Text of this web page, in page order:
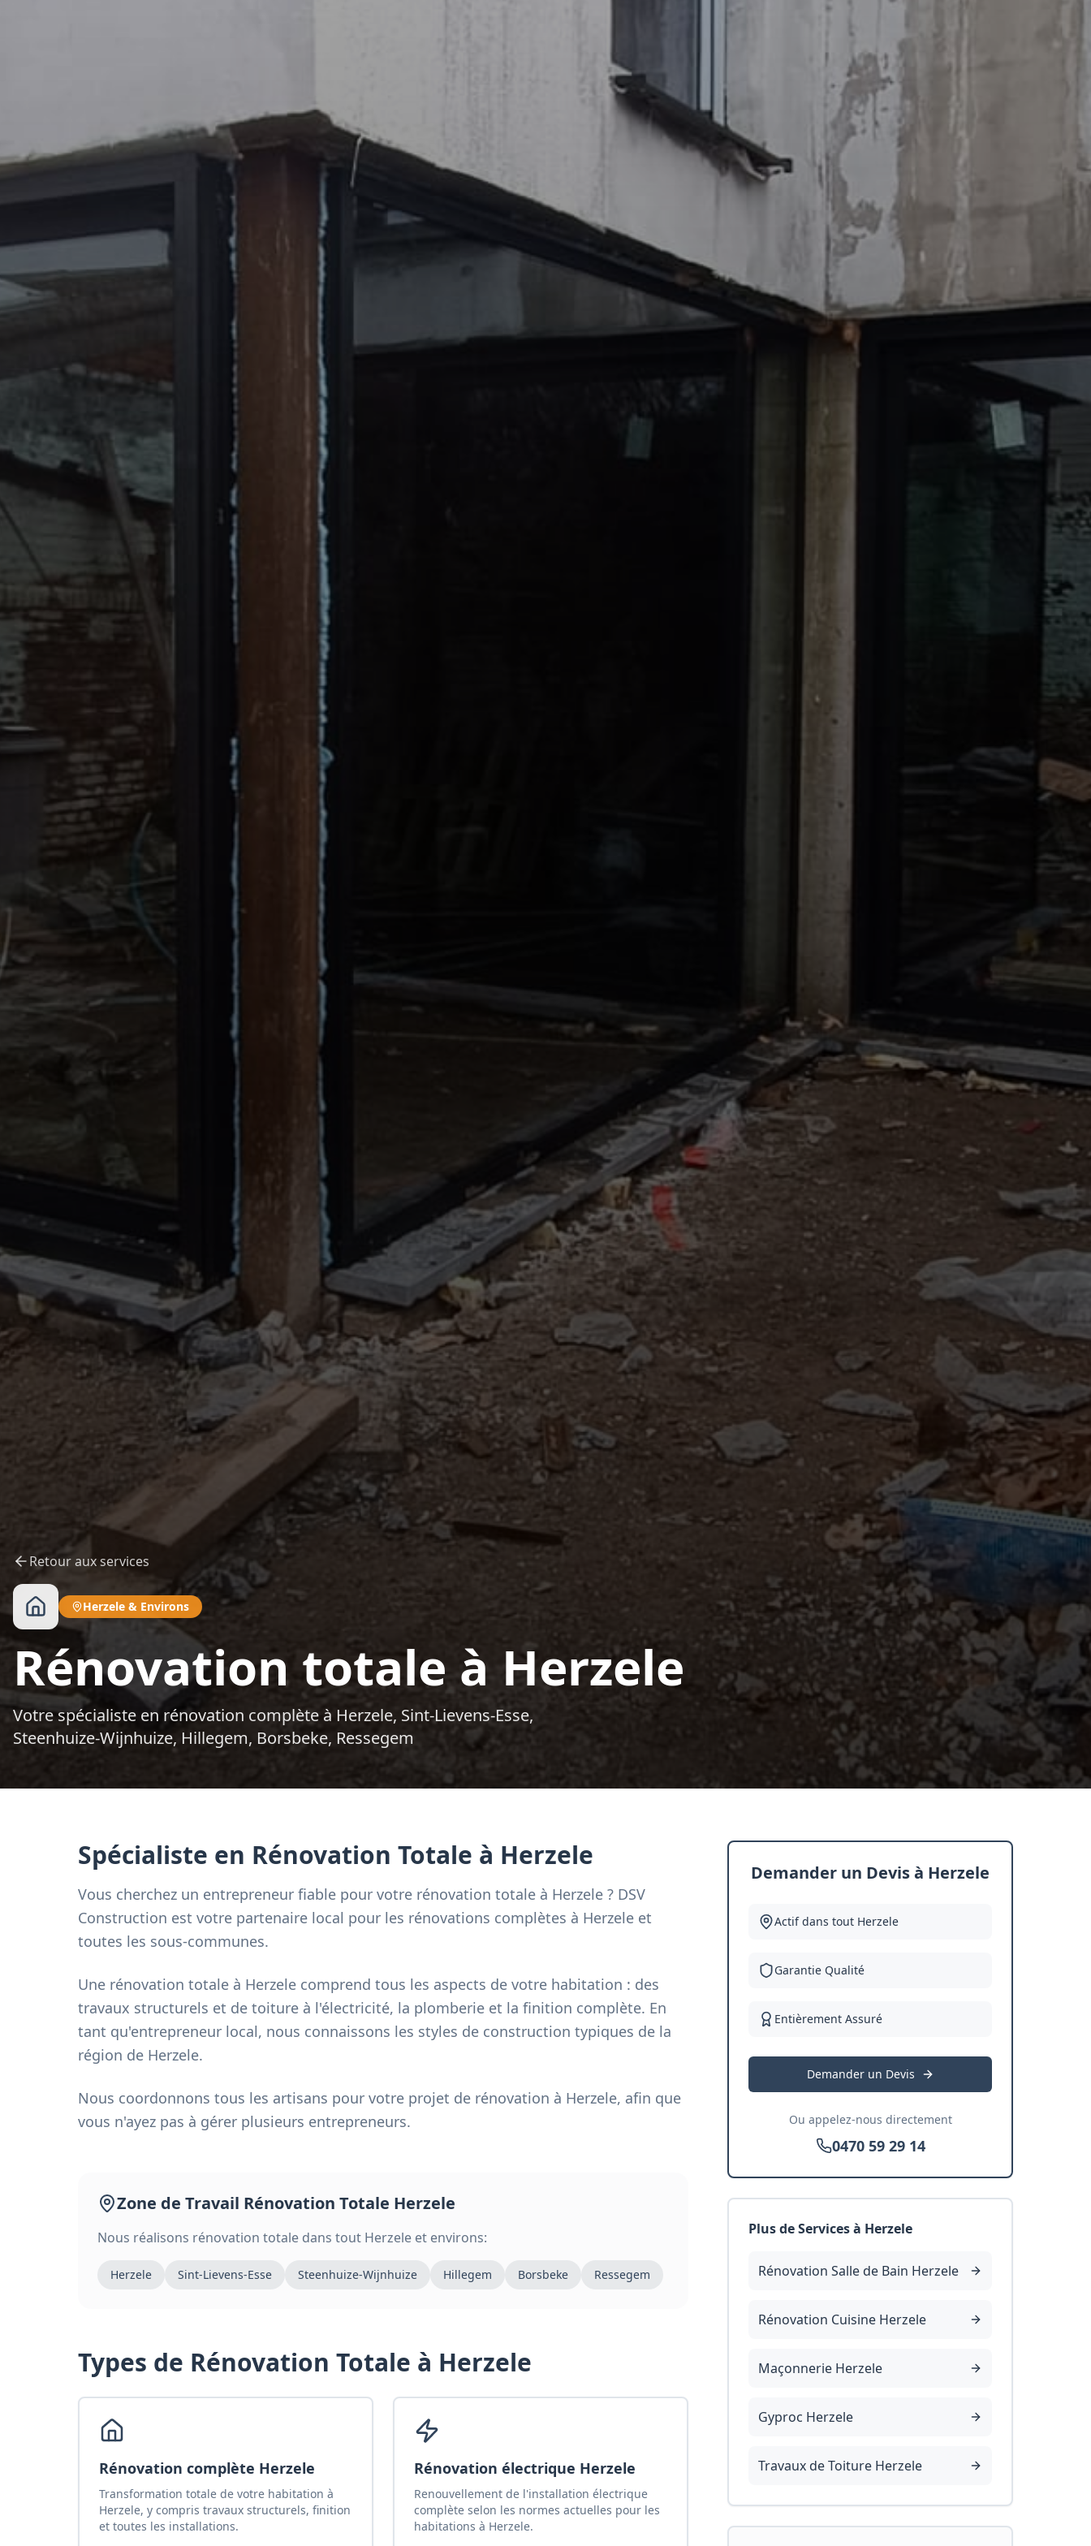
Retour aux services
Herzele & Environs
Rénovation totale à Herzele
Votre spécialiste en rénovation complète à Herzele, Sint-Lievens-Esse,
Steenhuize-Wijnhuize, Hillegem, Borsbeke, Ressegem
Spécialiste en Rénovation Totale à Herzele
Vous cherchez un entrepreneur fiable pour votre rénovation totale à Herzele ? DSV
Construction est votre partenaire local pour les rénovations complètes à Herzele et
toutes les sous-communes.
Une rénovation totale à Herzele comprend tous les aspects de votre habitation : des
travaux structurels et de toiture à l'électricité, la plomberie et la finition complète. En
tant qu'entrepreneur local, nous connaissons les styles de construction typiques de la
région de Herzele.
Nous coordonnons tous les artisans pour votre projet de rénovation à Herzele, afin que
vous n'ayez pas à gérer plusieurs entrepreneurs.
Zone de Travail Rénovation Totale Herzele
Nous réalisons rénovation totale dans tout Herzele et environs:
Herzele Sint-Lievens-Esse Steenhuize-Wijnhuize Hillegem Borsbeke Ressegem
Types de Rénovation Totale à Herzele
Rénovation complète Herzele
Transformation totale de votre habitation à
Herzele, y compris travaux structurels, finition
et toutes les installations.
Rénovation électrique Herzele
Renouvellement de l'installation électrique
complète selon les normes actuelles pour les
habitations à Herzele.
Demander un Devis à Herzele
Actif dans tout Herzele
Garantie Qualité
Entièrement Assuré
Demander un Devis
Ou appelez-nous directement
0470 59 29 14
Plus de Services à Herzele
Rénovation Salle de Bain Herzele
Rénovation Cuisine Herzele
Maçonnerie Herzele
Gyproc Herzele
Travaux de Toiture Herzele